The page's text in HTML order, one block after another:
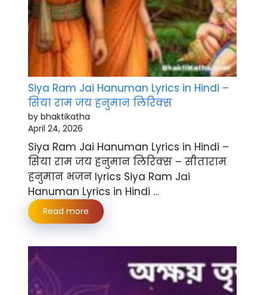
Siya Ram Jai Hanuman Lyrics in Hindi –
सिया राम जय हनुमान लिरिक्स
by bhaktikatha
April 24, 2026
Siya Ram Jai Hanuman Lyrics in Hindi –
सिया राम जय हनुमान लिरिक्स – सीताराम
हनुमान भजन lyrics Siya Ram Jai
Hanuman Lyrics in Hindi …
Read more